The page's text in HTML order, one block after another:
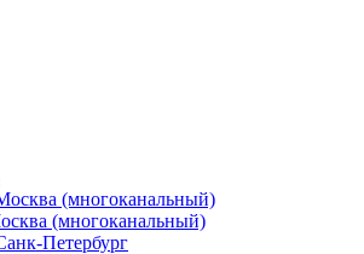
(многоканальный)
(многоканальный)
Петербург